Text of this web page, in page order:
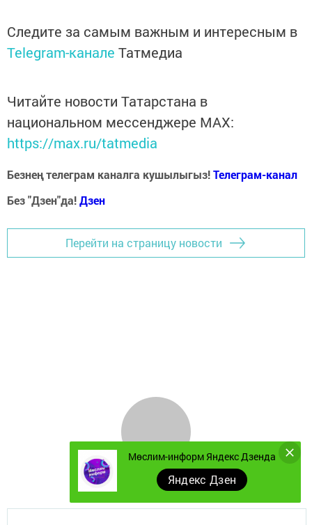
Следите за самым важным и интересным в
Telegram-канале Татмедиа
Читайте новости Татарстана в
национальном мессенджере MАХ:
https://max.ru/tatmedia
Безнең телеграм каналга кушылыгыз!Телеграм-канал
Без "Дзен"да!Дзен
Перейти на страницу новости
Мөслим-информ Яндекс Дзенда
Яндекс Дзен